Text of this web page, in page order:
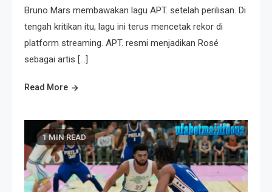
Bruno Mars membawakan lagu APT. setelah perilisan. Di
tengah kritikan itu, lagu ini terus mencetak rekor di
platform streaming. APT. resmi menjadikan Rosé
sebagai artis […]
Read More
1 MIN READ